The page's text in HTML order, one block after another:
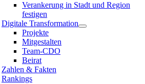
Verankerung in Stadt und Region
festigen
Digitale Transformation
Projekte
Mitgestalten
Team-CDO
Beirat
Zahlen & Fakten
Rankings